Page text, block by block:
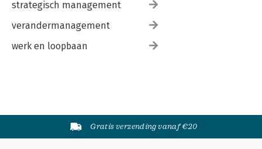
strategisch management
verandermanagement
werk en loopbaan
Gratis verzending vanaf €20